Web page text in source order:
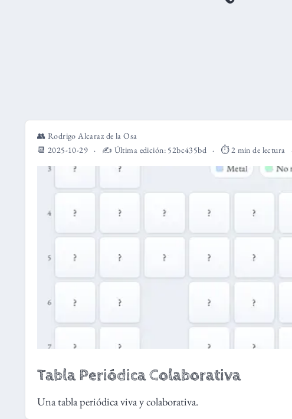
👥 Rodrigo Alcaraz de la Osa
📆 2025-10-29
✍️ Última edición: 52bc435bd ⏱️ 2 min de lectura
Tabla Periódica Colaborativa
Una tabla periódica viva y colaborativa.